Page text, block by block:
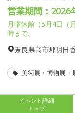
営業期間：2026
月曜休館（5月4日（
時まで。
奈良県高市郡明日
美術展・博物展・
イベント詳細
トップ